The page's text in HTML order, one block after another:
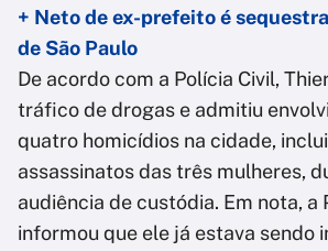
+ Neto de ex-prefeito é
de São Paulo
De acordo com a Polícia Civil,
tráfico de drogas e admitiu
quatro homicídios na cidade,
assassinatos das três mulheres,
audiência de custódia. Em nota, a
informou que ele já estava sendo